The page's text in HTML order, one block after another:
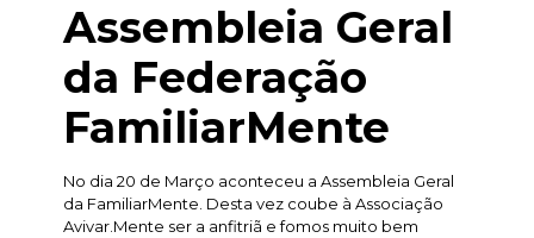
Assembleia Geral
da Federação
FamiliarMente
No dia 20 de Março aconteceu a Assembleia Geral
da FamiliarMente. Desta vez coube à Associação
Avivar.Mente ser a anfitriã e fomos muito bem